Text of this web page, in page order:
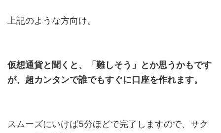
上記のような方向け。
仮想通貨と聞くと、「難しそう」とか思うかもです
が、超カンタンで誰でもすぐに口座を作れます。
スムーズにいけば5分ほどで完了しますので、サク